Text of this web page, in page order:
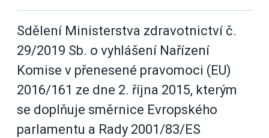
Sdělení Ministerstva zdravotnictví č.
29/2019 Sb. o vyhlášení Nařízení
Komise v přenesené pravomoci (EU)
2016/161 ze dne 2. října 2015, kterým
se doplňuje směrnice Evropského
parlamentu a Rady 2001/83/ES